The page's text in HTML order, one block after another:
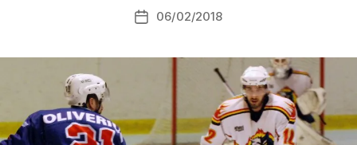
Autor
příspěvku
a
s
Datum
06/02/2018